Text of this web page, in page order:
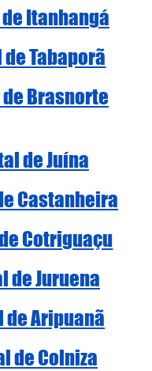
Itanhangá
Tabaporã
Brasnorte
de Juína
Castanheira
Cotriguaçu
de Juruena
de Aripuanã
de Colniza